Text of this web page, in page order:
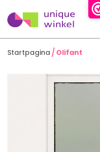
Startpagina Olifant